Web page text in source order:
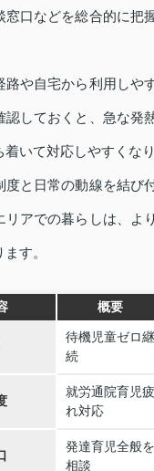
窓口などを総合的に把
路や自宅から利用しや
認しておくと、急な発
いて対応しやすくなり
度と日常の動線を結び
リアでの暮らしは、よ
す。
概要
待機児童ゼロ継
続
就労通院育児疲
れ対応
発達育児全般を
相談